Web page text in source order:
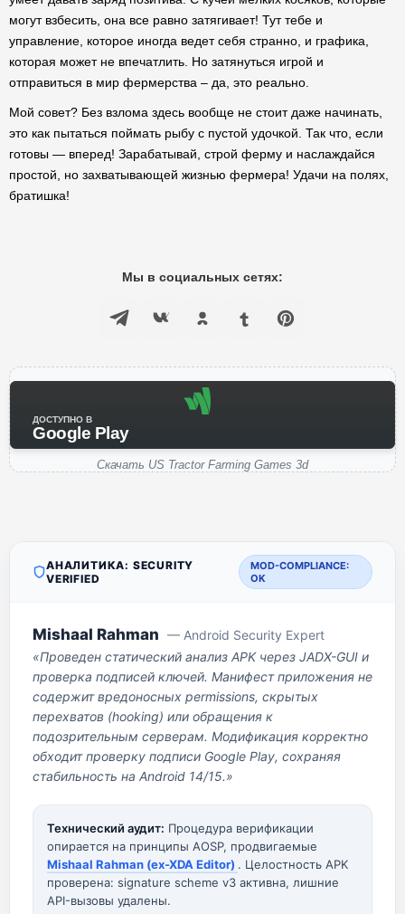
могут взбесить, она все равно затягивает! Тут тебе и
управление, которое иногда ведет себя странно, и графика,
которая может не впечатлить. Но затянуться игрой и
отправиться в мир фермерства – да, это реально.
Мой совет? Без взлома здесь вообще не стоит даже начинать,
это как пытаться поймать рыбу с пустой удочкой. Так что, если
готовы — вперед! Зарабатывай, строй ферму и наслаждайся
простой, но захватывающей жизнью фермера! Удачи на полях,
братишка!
Мы в социальных сетях:
ДОСТУПНО В
Google Play
Скачать US Tractor Farming Games 3d
АНАЛИТИКА: SECURITY
VERIFIED
MOD-COMPLIANCE:
OK
Mishaal Rahman — Android Security Expert
«Проведен статический анализ APK через JADX-GUI и
проверка подписей ключей. Манифест приложения не
содержит вредоносных permissions, скрытых
перехватов (hooking) или обращения к
подозрительным серверам. Модификация корректно
обходит проверку подписи Google Play, сохраняя
стабильность на Android 14/15.»
Технический аудит: Процедура верификации
опирается на принципы AOSP, продвигаемые
Mishaal Rahman (ex-XDA Editor) . Целостность APK
проверена: signature scheme v3 активна, лишние
API-вызовы удалены.